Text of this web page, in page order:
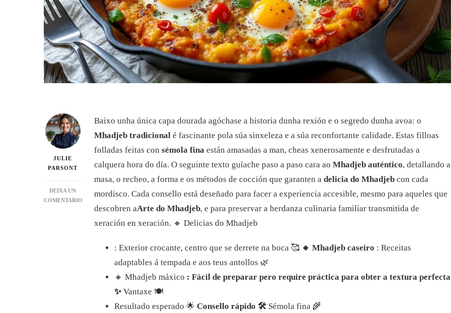
JULIE
PARSONT
DEIXA UN
COMENTARIO
Baixo unha única capa dourada agóchase a historia dunha rexión e o segredo dunha avoa: o
Mhadjeb tradicional é fascinante pola súa sinxeleza e a súa reconfortante calidade. Estas filloas
folladas feitas con sémola fina están amasadas a man, cheas xenerosamente e desfrutadas a
calquera hora do día. O seguinte texto guíache paso a paso cara ao Mhadjeb auténtico, detallando a
masa, o recheo, a forma e os métodos de cocción que garanten a delicia do Mhadjeb con cada
mordisco. Cada consello está deseñado para facer a experiencia accesible, mesmo para aqueles que
descobren aArte do Mhadjeb, e para preservar a herdanza culinaria familiar transmitida de
xeración en xeración. 🔸 Delicias do Mhadjeb
: Exterior crocante, centro que se derrete na boca 🥰 🔸 Mhadjeb caseiro : Receitas
adaptables á tempada e aos teus antollos 🌿
🔸 Mhadjeb máxico : Fácil de preparar pero require práctica para obter a textura perfecta
✨ Vantaxe 🍽️
Resultado esperado 🌟 Consello rápido 🛠️ Sémola fina 🌾